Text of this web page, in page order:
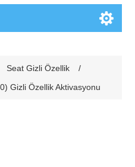
Seat Gizli Özellik
/
Gizli Özellik Aktivasyonu